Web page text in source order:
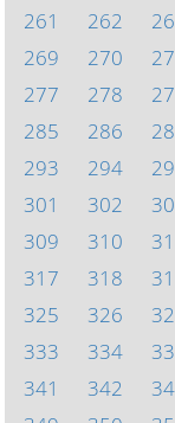
261
262
269
270
277
278
285
286
293
294
301
302
309
310
317
318
325
326
333
334
341
342